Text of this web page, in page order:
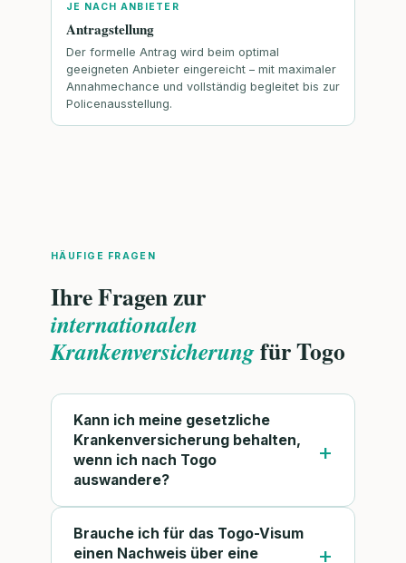
JE NACH ANBIETER
Antragstellung
Der formelle Antrag wird beim optimal
geeigneten Anbieter eingereicht – mit maximaler
Annahmechance und vollständig begleitet bis zur
Policenausstellung.
HÄUFIGE FRAGEN
Ihre Fragen zur
internationalen
Krankenversicherungfür Togo
Kann ich meine gesetzliche
Krankenversicherung behalten,
wenn ich nach Togo
auswandere?
Brauche ich für das Togo-Visum
einen Nachweis über eine